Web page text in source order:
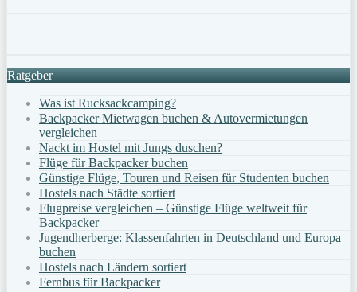
Ratgeber
Was ist Rucksackcamping?
Backpacker Mietwagen buchen & Autovermietungen
vergleichen
Nackt im Hostel mit Jungs duschen?
Flüge für Backpacker buchen
Günstige Flüge, Touren und Reisen für Studenten buchen
Hostels nach Städte sortiert
Flugpreise vergleichen – Günstige Flüge weltweit für
Backpacker
Jugendherberge: Klassenfahrten in Deutschland und Europa
buchen
Hostels nach Ländern sortiert
Fernbus für Backpacker